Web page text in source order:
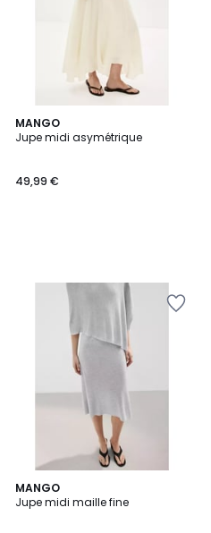
MANGO
Jupe midi asymétrique
49,99 €
MANGO
Jupe midi maille fine